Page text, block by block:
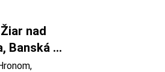
nad
Banská